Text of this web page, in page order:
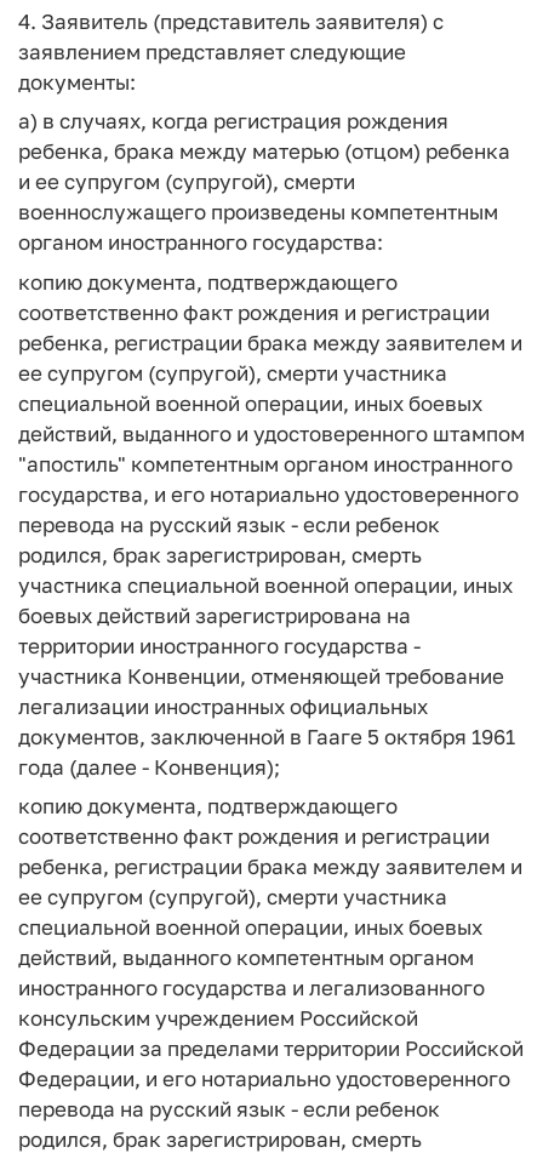
4. Заявитель (представитель заявителя) с
заявлением представляет следующие
документы:
а) в случаях, когда регистрация рождения
ребенка, брака между матерью (отцом) ребенка
и ее супругом (супругой), смерти
военнослужащего произведены компетентным
органом иностранного государства:
копию документа, подтверждающего
соответственно факт рождения и регистрации
ребенка, регистрации брака между заявителем и
ее супругом (супругой), смерти участника
специальной военной операции, иных боевых
действий, выданного и удостоверенного штампом
"апостиль" компетентным органом иностранного
государства, и его нотариально удостоверенного
перевода на русский язык - если ребенок
родился, брак зарегистрирован, смерть
участника специальной военной операции, иных
боевых действий зарегистрирована на
территории иностранного государства -
участника Конвенции, отменяющей требование
легализации иностранных официальных
документов, заключенной в Гааге 5 октября 1961
года (далее - Конвенция);
копию документа, подтверждающего
соответственно факт рождения и регистрации
ребенка, регистрации брака между заявителем и
ее супругом (супругой), смерти участника
специальной военной операции, иных боевых
действий, выданного компетентным органом
иностранного государства и легализованного
консульским учреждением Российской
Федерации за пределами территории Российской
Федерации, и его нотариально удостоверенного
перевода на русский язык - если ребенок
родился, брак зарегистрирован, смерть